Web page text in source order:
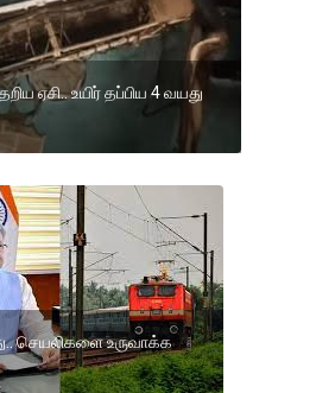
ஏசி.. உயிர் தப்பிய 4 வயது
செயலிகளை உருவாக்க